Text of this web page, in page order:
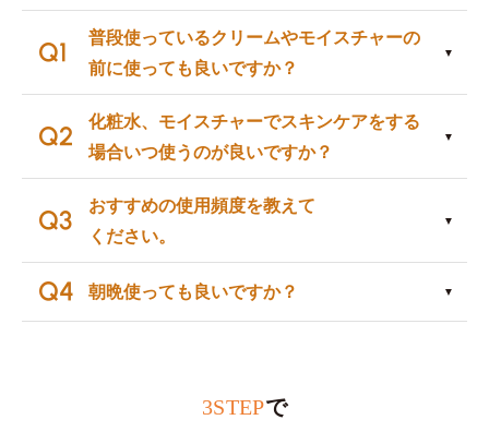
普段使っているクリームやモイスチャーの
前に使っても良いですか？
化粧水、モイスチャーでスキンケアをする
場合いつ使うのが良いですか？
おすすめの使用頻度を教えて
ください。
朝晩使っても良いですか？
3STEPで